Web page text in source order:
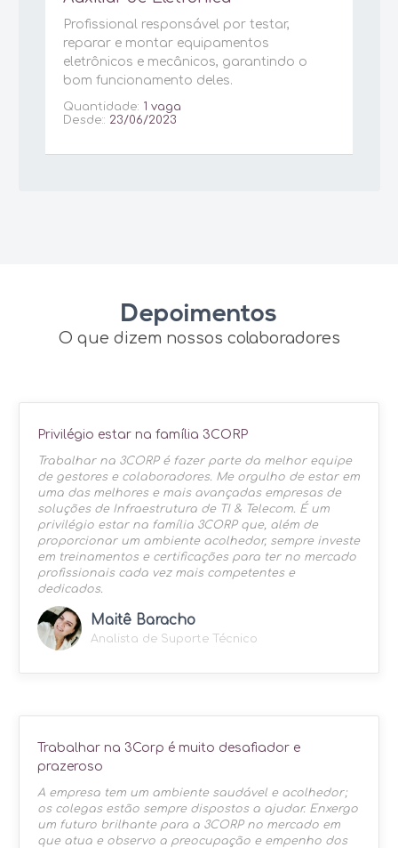
Profissional responsável por testar,
reparar e montar equipamentos
eletrônicos e mecânicos, garantindo o
bom funcionamento deles.
Quantidade: 1 vaga
Desde:: 23/06/2023
Depoimentos
O que dizem nossos colaboradores
Privilégio estar na família 3CORP
Trabalhar na 3CORP é fazer parte da melhor equipe
de gestores e colaboradores. Me orgulho de estar em
uma das melhores e mais avançadas empresas de
soluções de Infraestrutura de TI & Telecom. É um
privilégio estar na família 3CORP que, além de
proporcionar um ambiente acolhedor, sempre investe
em treinamentos e certificações para ter no mercado
profissionais cada vez mais competentes e
dedicados.
Maitê Baracho
Analista de Suporte Técnico
Trabalhar na 3Corp é muito desafiador e
prazeroso
A empresa tem um ambiente saudável e acolhedor;
os colegas estão sempre dispostos a ajudar. Enxergo
um futuro brilhante para a 3CORP no mercado em
que atua e observo a preocupação e empenho dos